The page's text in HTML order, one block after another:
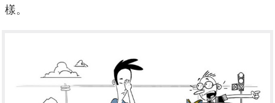
樣。